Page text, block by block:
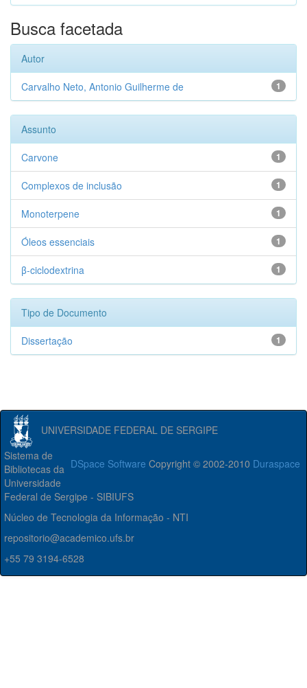
Busca facetada
Autor
1
Carvalho Neto, Antonio Guilherme de
Assunto
1
Carvone
1
Complexos de inclusão
1
Monoterpene
1
Óleos essenciais
1
β-ciclodextrina
Tipo de Documento
1
Dissertação
UNIVERSIDADE FEDERAL DE SERGIPE
DSpace Software Copyright © 2002-2010 Duraspace
Sistema de
Bibliotecas da
Universidade
Federal de Sergipe - SIBIUFS
Núcleo de Tecnologia da Informação - NTI
repositorio@academico.ufs.br
+55 79 3194-6528